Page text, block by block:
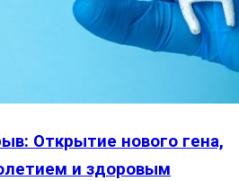
Открытие нового гена,
и здоровым